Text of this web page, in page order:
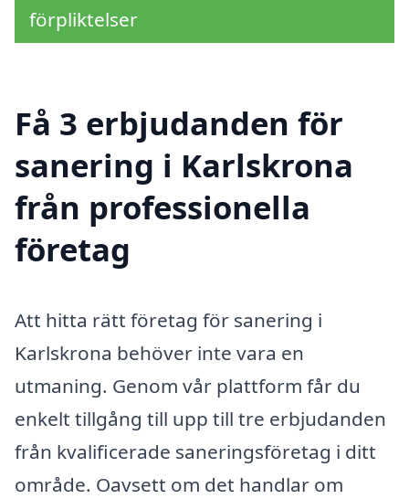
förpliktelser
Få 3 erbjudanden för
sanering i Karlskrona
från professionella
företag
Att hitta rätt företag för sanering i
Karlskrona behöver inte vara en
utmaning. Genom vår plattform får du
enkelt tillgång till upp till tre erbjudanden
från kvalificerade saneringsföretag i ditt
område. Oavsett om det handlar om